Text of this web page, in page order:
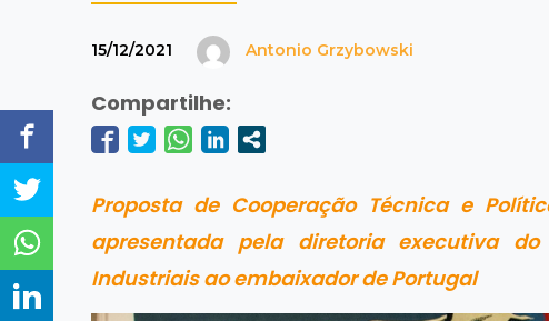
15/12/2021 Antonio Grzybowski
Compartilhe:
Proposta de Cooperação Técnica e
apresentada pela diretoria executiva
Industriais ao embaixador de Portugal